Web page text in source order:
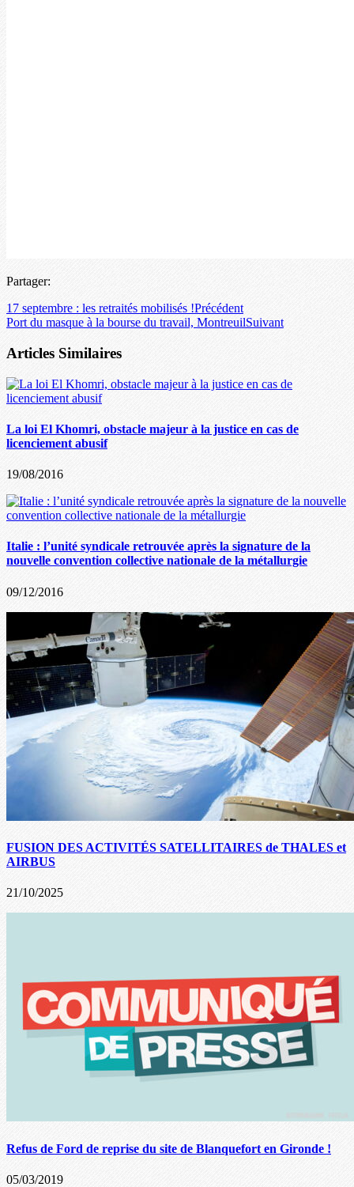
Partager:
17 septembre : les retraités mobilisés !Précédent
Port du masque à la bourse du travail, MontreuilSuivant
Articles Similaires
La loi El Khomri, obstacle majeur à la justice en cas de
licenciement abusif
19/08/2016
Italie : l’unité syndicale retrouvée après la signature de la
nouvelle convention collective nationale de la métallurgie
09/12/2016
FUSION DES ACTIVITÉS SATELLITAIRES de THALES et
AIRBUS
21/10/2025
Refus de Ford de reprise du site de Blanquefort en Gironde !
05/03/2019